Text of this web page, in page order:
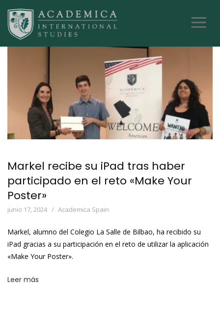
Markel recibe su iPad tras haber
participado en el reto «Make Your
Poster»
junio 17, 2024 Academica Spain
Markel, alumno del Colegio La Salle de Bilbao, ha recibido su
iPad gracias a su participación en el reto de utilizar la aplicación
«Make Your Poster».
Leer más